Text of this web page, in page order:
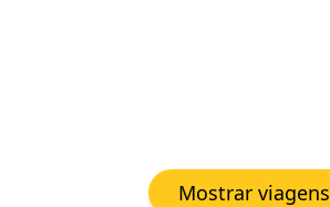
Mostrar viagens